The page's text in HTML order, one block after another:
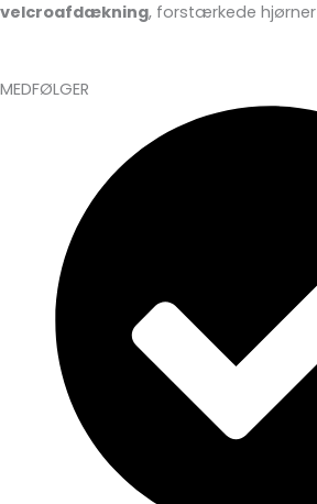
velcroafdækning, forstærkede hjørner
MEDFØLGER